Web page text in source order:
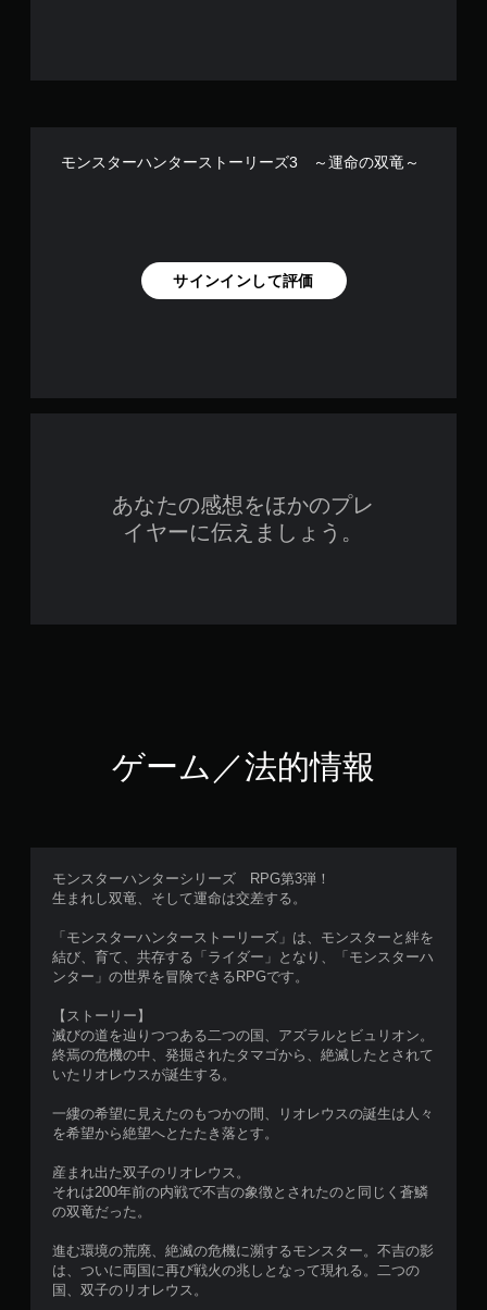
モンスターハンターストーリーズ3 ～運命の双竜～
サインインして評価
あなたの感想をほかのプレ
イヤーに伝えましょう。
ゲーム／法的情報
モンスターハンターシリーズ RPG第3弾！
生まれし双竜、そして運命は交差する。
「モンスターハンターストーリーズ」は、モンスターと絆を
結び、育て、共存する「ライダー」となり、「モンスターハ
ンター」の世界を冒険できるRPGです。
【ストーリー】
滅びの道を辿りつつある二つの国、アズラルとビュリオン。
終焉の危機の中、発掘されたタマゴから、絶滅したとされて
いたリオレウスが誕生する。
一縷の希望に見えたのもつかの間、リオレウスの誕生は人々
を希望から絶望へとたたき落とす。
産まれ出た双子のリオレウス。
それは200年前の内戦で不吉の象徴とされたのと同じく蒼鱗
の双竜だった。
進む環境の荒廃、絶滅の危機に瀕するモンスター。不吉の影
は、ついに両国に再び戦火の兆しとなって現れる。二つの
国、双子のリオレウス。